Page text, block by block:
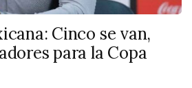
Cinco se van,
para la Copa